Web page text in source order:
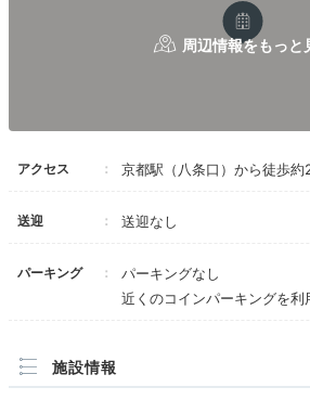
19:00
京都駅周辺のグルメ
アクセス 京都駅（八条口）から徒歩約
送迎 送迎なし
パーキング
パーキングなし
近くのコインパーキングを利
施設情報